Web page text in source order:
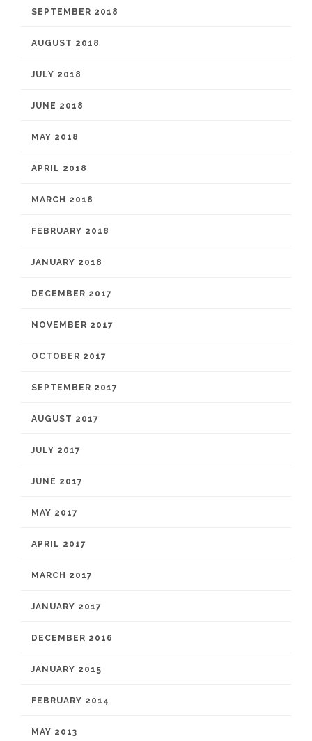
SEPTEMBER 2018
AUGUST 2018
JULY 2018
JUNE 2018
MAY 2018
APRIL 2018
MARCH 2018
FEBRUARY 2018
JANUARY 2018
DECEMBER 2017
NOVEMBER 2017
OCTOBER 2017
SEPTEMBER 2017
AUGUST 2017
JULY 2017
JUNE 2017
MAY 2017
APRIL 2017
MARCH 2017
JANUARY 2017
DECEMBER 2016
JANUARY 2015
FEBRUARY 2014
MAY 2013